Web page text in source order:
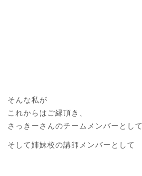
そんな私が
これからはご縁頂き、
さっきーさんのチームメンバーとして
そして姉妹校の講師メンバーとして